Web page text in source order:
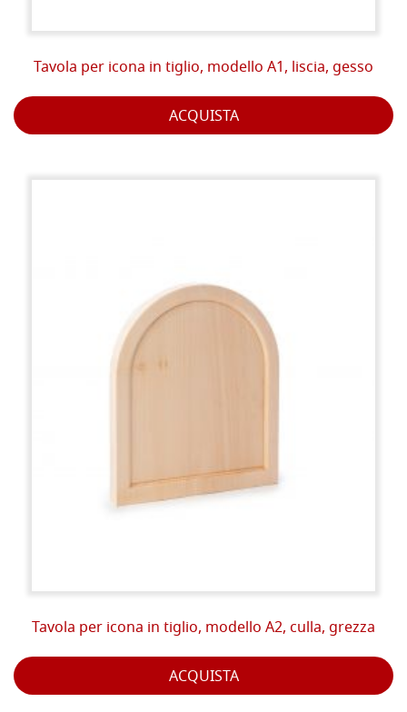
Tavola per icona in tiglio, modello A1, liscia, gesso
ACQUISTA
Tavola per icona in tiglio, modello A2, culla, grezza
ACQUISTA